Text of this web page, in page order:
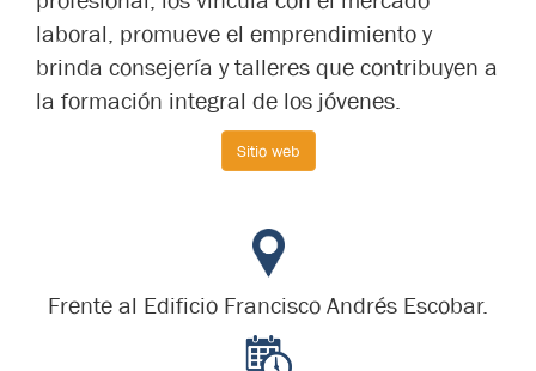
laboral, promueve el emprendimiento y
brinda consejería y talleres que contribuyen a
la formación integral de los jóvenes.
Sitio web
Frente al Edificio Francisco Andrés Escobar.